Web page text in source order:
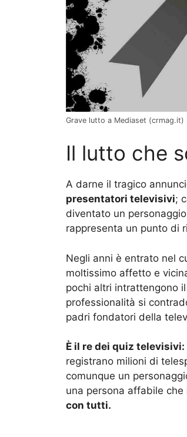
Grave lutto a Mediaset (crmag.it)
Il lutto che
A darne il tragico
presentatori televisivi;
diventato un
rappresenta un punto di
Negli anni è entrato nel
moltissimo affetto e
pochi altri intrattengono
professionalità si
padri fondatori della
È il re dei quiz televisivi:
registrano milioni di
comunque un
una persona affabile che
con tutti.